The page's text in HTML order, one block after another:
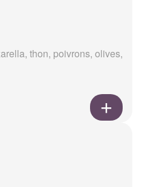
thon, poivrons, olives,